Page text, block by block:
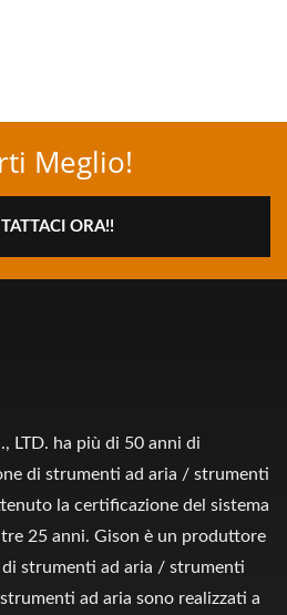
Meglio!
ORA!!
LTD. ha più di 50 anni di
di strumenti ad aria / strumenti
la certificazione del sistema
25 anni. Gison è un produttore
strumenti ad aria / strumenti
ad aria sono realizzati a